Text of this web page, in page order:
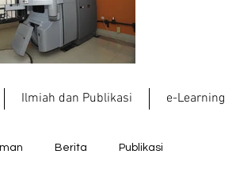
Ilmiah dan Publikasi e-Learning
Berita Publikasi